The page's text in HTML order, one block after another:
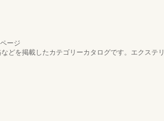
ージ
どを掲載したカテゴリーカタログです。エクステ